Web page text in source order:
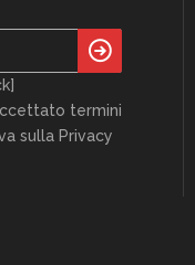
termini
sulla Privacy